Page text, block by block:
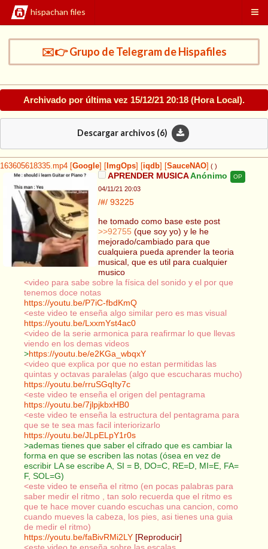
hispachan files
✉️👉 Grupo de Telegram de Hispafiles
Archivado por última vez 15/12/21 20:18 (Hora Local).
Descargar archivos (6)
163605618335.mp4 Google ImgOps iqdb SauceNAO ( )
APRENDER MUSICAAnónimo OP
04/11/21 20:03
/#/ 93225
he tomado como base este post
>>92755 (que soy yo) y le he
mejorado/cambiado para que
cualquiera pueda aprender la teoria
musical, que es util para cualquier
musico
<video para sabe sobre la física del sonido y el por que
tenemos doce notas
https://youtu.be/P7iC-fbdKmQ
<este video te enseña algo similar pero es mas visual
https://youtu.be/LxxmYst4ac0
<video de la serie armonica para reafirmar lo que llevas
viendo en los demas videos
>https://youtu.be/e2KGa_wbqxY
<video que explica por que no estan permitidas las
quintas y octavas paralelas (algo que escucharas mucho)
https://youtu.be/rruSGqIty7c
<este video te enseña el origen del pentagrama
https://youtu.be/7jlpjkbxHB0
<este video te enseña la estructura del pentagrama para
que se te sea mas facil interiorizarlo
https://youtu.be/JLpELpY1r0s
>ademas tienes que saber el cifrado que es cambiar la
forma en que se escriben las notas (ósea en vez de
escribir LA se escribe A, SI = B, DO=C, RE=D, MI=E, FA=
F, SOL=G)
<este video te enseña el ritmo (en pocas palabras para
saber medir el ritmo , tan solo recuerda que el ritmo es
que te hace mover cuando escuchas una cancion, como
cuando mueves la cabeza, los pies, asi tienes una guia
de medir el ritmo)
https://youtu.be/faBivRMi2LY [Reproducir]
<este video te enseña sobre las escalas